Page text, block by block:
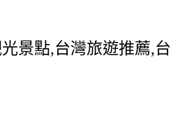
景點,台灣旅遊推薦,